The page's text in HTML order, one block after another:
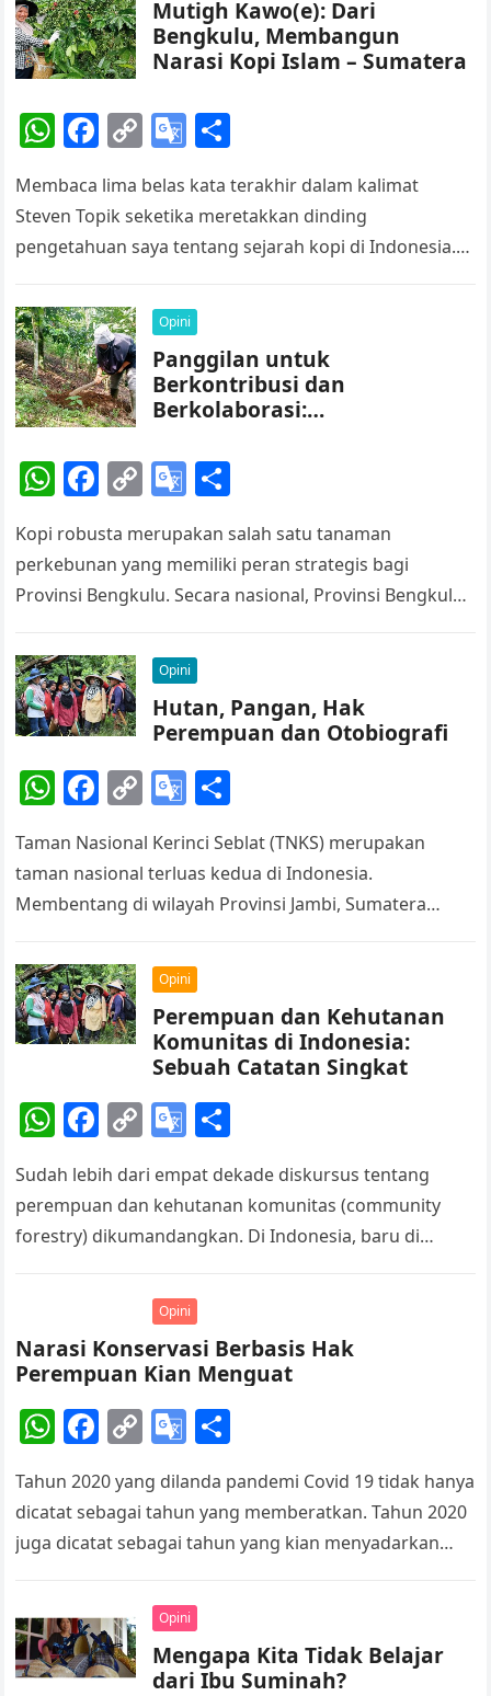
Mutigh Kawo(e): Dari
Bengkulu, Membangun
Narasi Kopi Islam – Sumatera
W
at
s
A
p
p
F
c
e
o
o
k
C
p
y
Li
n
k
G
o
gl
Tr
a
n
sl
e
ar
e
Membaca lima belas kata terakhir dalam kalimat
Steven Topik seketika meretakkan dinding
pengetahuan saya tentang sejarah kopi di Indonesia.
Opini
Panggilan untuk
Berkontribusi dan
Berkolaborasi:
Petani Kopi untuk
Membangun Kebun Kopi
W
at
s
p
p
F
c
e
b
o
o
k
C
p
y
n
k
G
o
gl
Tr
a
n
sl
at
e
ar
e
Kopi robusta merupakan salah satu tanaman
perkebunan yang memiliki peran strategis bagi
Provinsi Bengkulu. Secara nasional, Provinsi Bengkulu
robusta rakyat terluas…
Opini
Hutan, Pangan, Hak
Perempuan dan Otobiografi
W
at
s
p
p
F
c
e
b
o
o
k
C
p
y
n
k
G
o
gl
e
Tr
a
n
sl
at
e
ar
e
Taman Nasional Kerinci Seblat (TNKS) merupakan
taman nasional terluas kedua di Indonesia.
Membentang di wilayah Provinsi Jambi, Sumatera
mencapai 1,4…
Opini
Perempuan dan Kehutanan
Komunitas di Indonesia:
Sebuah Catatan Singkat
W
at
s
A
F
c
e
o
k
C
p
y
n
k
G
o
gl
e
Tr
a
n
sl
at
e
ar
e
Sudah lebih dari empat dekade diskursus tentang
perempuan dan kehutanan komunitas (community
forestry) dikumandangkan. Di Indonesia, baru di
yang berhasil mendapatkan legalitas hak akses,
partisipasi, kontrol dan manfaat hutan melalui
Perhutanan Sosial.
Opini
Narasi Konservasi Berbasis Hak
Perempuan Kian Menguat
W
at
s
p
F
c
e
o
k
C
p
y
Li
n
k
G
o
gl
Tr
a
n
ar
e
Tahun 2020 yang dilanda pandemi Covid 19 tidak hanya
dicatat sebagai tahun yang memberatkan. Tahun 2020
juga dicatat sebagai tahun yang kian menyadarkan
Opini
Mengapa Kita Tidak Belajar
dari Ibu Suminah?